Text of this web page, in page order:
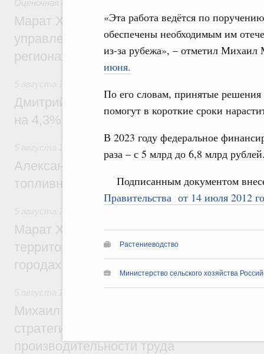
«Эта работа ведётся по
обеспечены необходимым им
из-за рубежа», – отметил
июня.
По его словам, принятые решения
помогут в короткие сроки
В 2023 году федеральное
раза – с 5 млрд до 6,8 млрд
Подписанным документом
Правительства от 14 июля 2012
Растениеводство
Министерство сельского хозяйства
Оценочная деятельность
Марат Хуснуллин: По решению
управление «ДОМ.РФ» перейдёт более
регионах
Дмитрий Чернышенко: Внутренний
на 4,3%, въездной – на 20,1%
Александр Новак провёл совещание по
топливном рынке
Марат Хуснуллин: Первые проекты
территорий в Донбассе и Новороссии
городах ДНР
Михаил Мишустин дал поручения по
стратегической сессии, посвящённой
производительности труда